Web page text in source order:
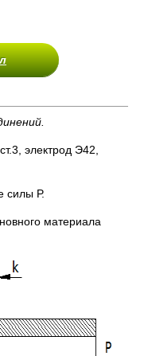
электрод Э42,
силы Р.
материала